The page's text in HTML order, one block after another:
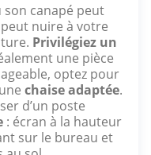
canapé peut
nuire à votre
Privilégiez un
une pièce
optez pour
chaise adaptée.
d’un poste
: écran à la hauteur
sur le bureau et